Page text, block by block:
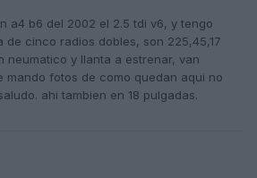
a4 b6 del 2002 el 2.5 tdi v6, y tengo
de cinco radios dobles, son 225,45,17
neumatico y llanta a estrenar, van
mando fotos de como quedan aqui no
ahi tambien en 18 pulgadas.